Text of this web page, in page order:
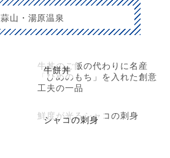
蒜山・湯原温泉
牛餅丼
牛丼のご飯の代わりに名産
「ひめのもち」を入れた創意
工夫の一品
シャコの刺身
鮮度が光るシャコの刺身